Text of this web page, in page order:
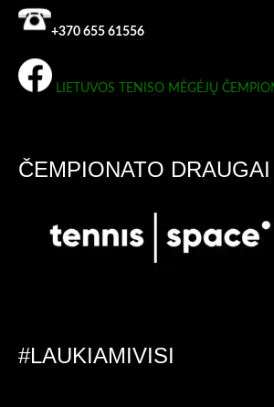
+370 655 61556
LIETUVOS TENISO MĖGĖJŲ
ČEMPIONATO DRAUGAI
#LAUKIAMIVISI